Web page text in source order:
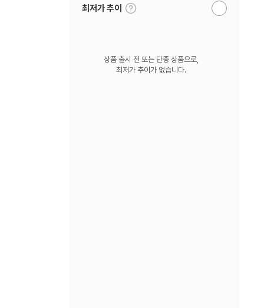
최저가 추이
툴
팁
알
상품 출시 전 또는 단종 상품으로,
최저가 추이가 없습니다.